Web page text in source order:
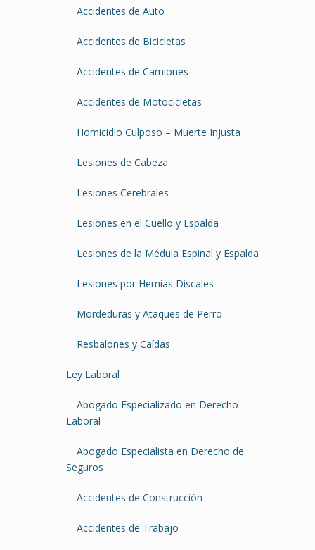
Accidentes de Auto
Accidentes de Bicicletas
Accidentes de Camiones
Accidentes de Motocicletas
Homicidio Culposo – Muerte Injusta
Lesiones de Cabeza
Lesiones Cerebrales
Lesiones en el Cuello y Espalda
Lesiones de la Médula Espinal y Espalda
Lesiones por Hernias Discales
Mordeduras y Ataques de Perro
Resbalones y Caídas
Ley Laboral
Abogado Especializado en Derecho
Laboral
Abogado Especialista en Derecho de
Seguros
Accidentes de Construcción
Accidentes de Trabajo